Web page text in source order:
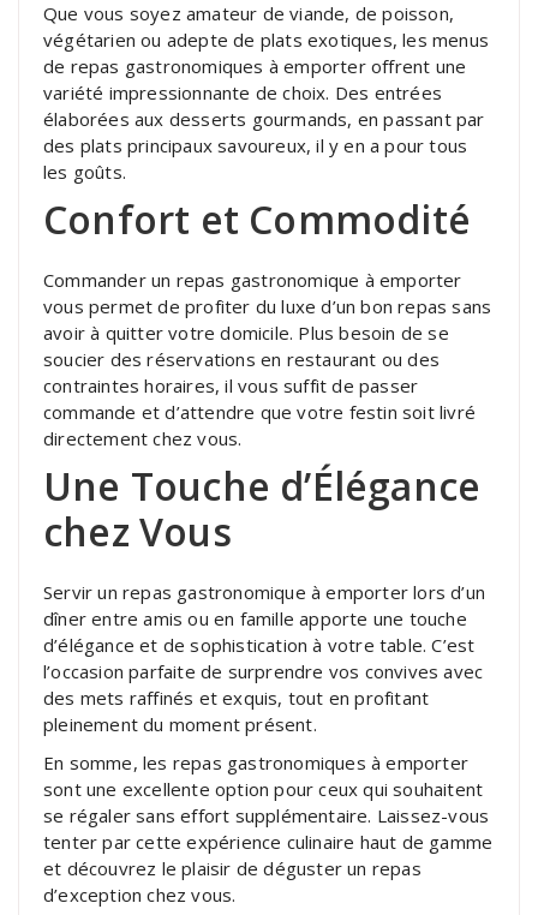
Que vous soyez amateur de viande, de poisson,
végétarien ou adepte de plats exotiques, les menus
de repas gastronomiques à emporter offrent une
variété impressionnante de choix. Des entrées
élaborées aux desserts gourmands, en passant par
des plats principaux savoureux, il y en a pour tous
les goûts.
Confort et Commodité
Commander un repas gastronomique à emporter
vous permet de profiter du luxe d’un bon repas sans
avoir à quitter votre domicile. Plus besoin de se
soucier des réservations en restaurant ou des
contraintes horaires, il vous suffit de passer
commande et d’attendre que votre festin soit livré
directement chez vous.
Une Touche d’Élégance
chez Vous
Servir un repas gastronomique à emporter lors d’un
dîner entre amis ou en famille apporte une touche
d’élégance et de sophistication à votre table. C’est
l’occasion parfaite de surprendre vos convives avec
des mets raffinés et exquis, tout en profitant
pleinement du moment présent.
En somme, les repas gastronomiques à emporter
sont une excellente option pour ceux qui souhaitent
se régaler sans effort supplémentaire. Laissez-vous
tenter par cette expérience culinaire haut de gamme
et découvrez le plaisir de déguster un repas
d’exception chez vous.